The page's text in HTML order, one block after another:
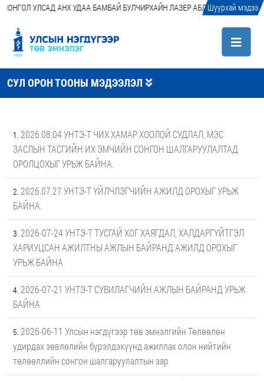
УЛСАД АНХ УДАА БАМБАЙ БУЛЧИРХАЙН ЛАЗЕР АБЛАЦИ (LASERШуурхай мэдээ
СУЛ ОРОН ТООНЫ МЭДЭЭЛЭЛ
2026.08.04 УНТЭ-Т ЧИХ ХАМАР ХООЛОЙ СУДЛАЛ, МЭС
ЗАСЛЫН ТАСГИЙН ИХ ЭМЧИЙН СОНГОН ШАЛГАРУУЛАЛТАД
ОРОЛЦОХЫГ УРЬЖ БАЙНА.
2026.07.27 УНТЭ-Т ҮЙЛЧЛЭГЧИЙН АЖИЛД ОРОХЫГ УРЬЖ
БАЙНА.
2026-07-24 УНТЭ-Т ТУСГАЙ ХОГ ХАЯГДАЛ, ХАЛДАРГҮЙТГЭЛ
ХАРИУЦСАН АЖИЛТНЫ АЖЛЫН БАЙРАНД АЖИЛД ОРОХЫГ
УРЬЖ БАЙНА
2026-07-21 УНТЭ-Т СУВИЛАГЧИЙН АЖЛЫН БАЙРАНД УРЬЖ
БАЙНА
2026-06-11 Улсын нэгдүгээр төв эмнэлгийн Төлөөлөн
удирдах зөвлөлийн бүрэлдэхүүнд ажиллах олон нийтийн
төлөөллийн сонгон шалгаруулалтын зар